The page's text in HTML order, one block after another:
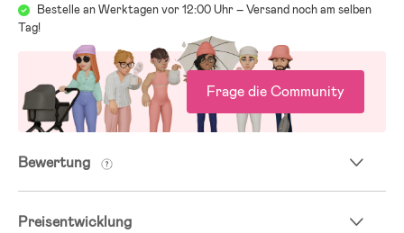
Bestelle an Werktagen vor 12:00 Uhr – Versand noch am selben
Tag!
Frage die Community
Bewertung
Preisentwicklung